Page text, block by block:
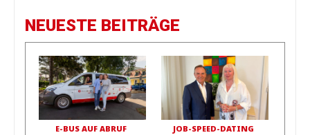
NEUESTE BEITRÄGE
E-BUS AUF ABRUF JOB-SPEED-DATING